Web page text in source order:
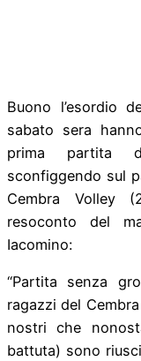
Buono l’esordio
sabato sera
prima partita
sconfiggendo sul
Cembra Volley
resoconto del
Iacomino:
“Partita senza
ragazzi del
nostri che
battuta) sono